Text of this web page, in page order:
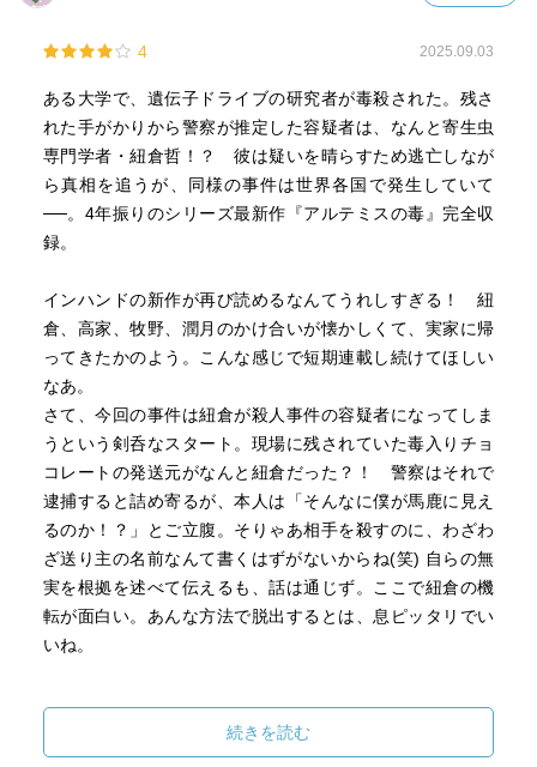
4 2025.09.03
ある大学で、遺伝子ドライブの研究者が毒殺された。残さ
れた手がかりから警察が推定した容疑者は、なんと寄生虫
専門学者・紐倉哲！？ 彼は疑いを晴らすため逃亡しなが
ら真相を追うが、同様の事件は世界各国で発生していて
──。4年振りのシリーズ最新作『アルテミスの毒』完全収
録。
インハンドの新作が再び読めるなんてうれしすぎる！ 紐
倉、高家、牧野、潤月のかけ合いが懐かしくて、実家に帰
ってきたかのよう。こんな感じで短期連載し続けてほしい
なあ。
さて、今回の事件は紐倉が殺人事件の容疑者になってしま
うという剣呑なスタート。現場に残されていた毒入りチョ
コレートの発送元がなんと紐倉だった？！ 警察はそれで
逮捕すると詰め寄るが、本人は「そんなに僕が馬鹿に見え
るのか！？」とご立腹。そりゃあ相手を殺すのに、わざわ
ざ送り主の名前なんて書くはずがないからね(笑) 自らの無
実を根拠を述べて伝えるも、話は通じず。ここで紐倉の機
転が面白い。あんな方法で脱出するとは、息ピッタリでい
いね。
毒。熱に弱いが、少しでも残っていれば効果はある。ヒト
における半数致死量は経口で0.006μg/kg。つまり、たった
続きを読む